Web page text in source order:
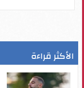
الأكثر قراءة